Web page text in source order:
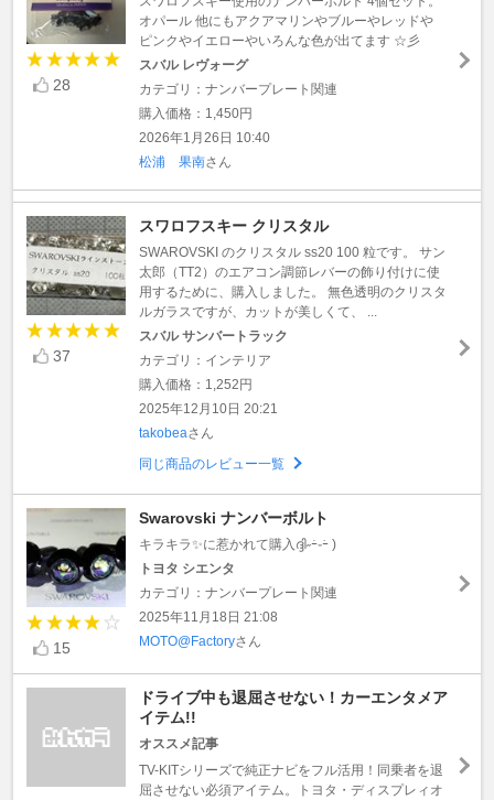
28
オパール 他にもアクアマリンやブルーやレッドや
ピンクやイエローやいろんな色が出てます ☆彡
スバル レヴォーグ
カテゴリ：ナンバープレート関連
購入価格：1,450円
2026年1月26日 10:40
松浦 果南さん
37
スワロフスキー クリスタル
SWAROVSKI のクリスタル ss20 100 粒です。 サン
太郎（TT2）のエアコン調節レバーの飾り付けに使
用するために、購入しました。 無色透明のクリスタ
ルガラスですが、カットが美しくて、 ...
スバル サンバートラック
カテゴリ：インテリア
購入価格：1,252円
2025年12月10日 20:21
takobeaさん
同じ商品のレビュー一覧
15
Swarovski ナンバーボルト
キラキラ✨に惹かれて購入ദ്ദി˶ｰ̀֊ｰ́ )
トヨタ シエンタ
カテゴリ：ナンバープレート関連
2025年11月18日 21:08
MOTO@Factoryさん
ドライブ中も退屈させない！カーエンタメア
イテム!!
オススメ記事
TV-KITシリーズで純正ナビをフル活用！同乗者を退
屈させない必須アイテム。トヨタ・ディスプレィオ